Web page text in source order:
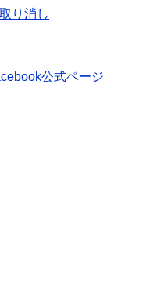
り消し
公式ページ